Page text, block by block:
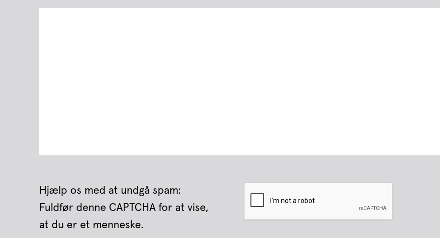
Hjælp os med at undgå spam:
Fuldfør denne CAPTCHA for at vise,
at du er et menneske.